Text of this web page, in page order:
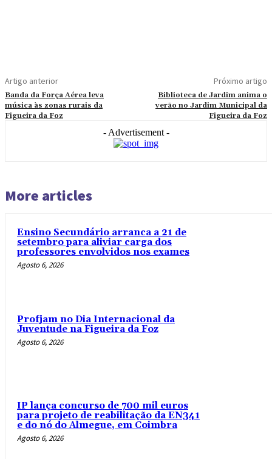
Artigo anterior
Banda da Força Aérea leva
música às zonas rurais da
Figueira da Foz
Próximo artigo
Biblioteca de Jardim anima o
verão no Jardim Municipal da
Figueira da Foz
- Advertisement -
More articles
Ensino Secundário arranca a 21 de
setembro para aliviar carga dos
professores envolvidos nos exames
Agosto 6, 2026
Profjam no Dia Internacional da
Juventude na Figueira da Foz
Agosto 6, 2026
IP lança concurso de 700 mil euros
para projeto de reabilitação da EN341
e do nó do Almegue, em Coimbra
Agosto 6, 2026